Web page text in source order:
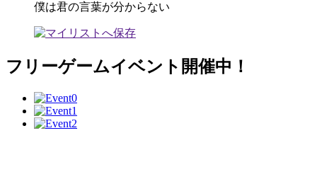
僕は君の言葉が分からない
フリーゲームイベント開催中！